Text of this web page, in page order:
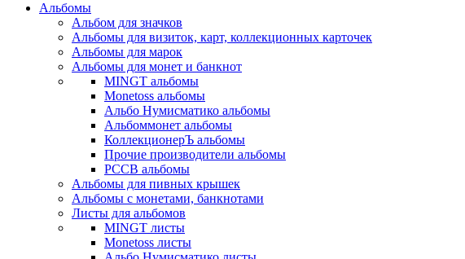
Альбомы
Альбом для значков
Альбомы для визиток, карт, коллекционных карточек
Альбомы для марок
Альбомы для монет и банкнот
MINGT альбомы
Monetoss альбомы
Альбо Нумисматико альбомы
Альбоммонет альбомы
КоллекционерЪ альбомы
Прочие производители альбомы
РССВ альбомы
Альбомы для пивных крышек
Альбомы с монетами, банкнотами
Листы для альбомов
MINGT листы
Monetoss листы